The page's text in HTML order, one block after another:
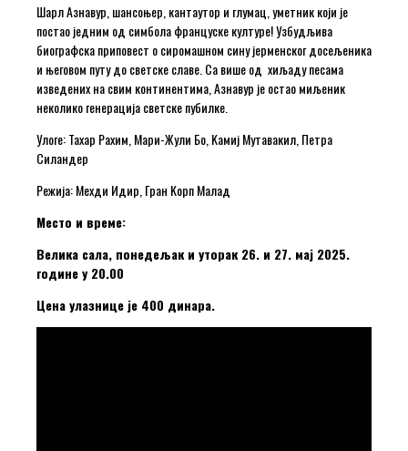
Шарл Азнавур, шансоњер, кантаутор и глумац, уметник који је
постао једним од симбола француске културе! Узбудљива
биографска приповест о сиромашном сину јерменског досељеника
и његовом путу до светске славе. Са више од хиљаду песама
изведених на свим континентима, Азнавур је остао миљеник
неколико генерација светске пубилке.
Улоге: Тахар Рахим, Мари-Жули Бо, Kамиј Мутавакил, Петра
Силандер
Режија: Мехди Идир, Гран Kорп Малад
Место и време:
Велика сала, понедељак и уторак 26. и 27. мај 2025.
године у 20.00
Цена улазнице је 400 динара.